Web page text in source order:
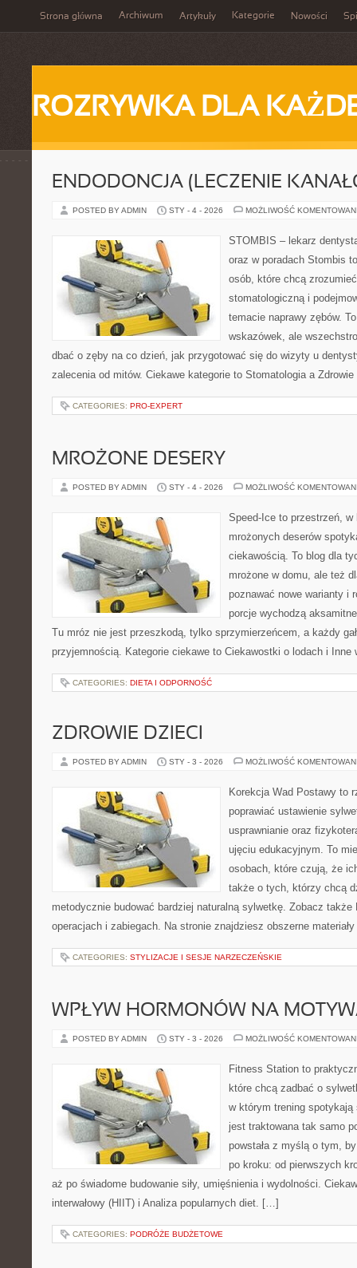
Strona główna Archiwum Artykuły Kategorie Nowości
ROZRYWKA DLA
ENDODONCJA (LECZENIE
POSTED BY ADMIN STY - 4 - 2026 MOŻLIWOŚĆ
STOMBIS – lekarz
oraz w poradach Stombis
osób, które chcą
stomatologiczną i
temacie naprawy zębów.
wskazówek, ale
dbać o zęby na co dzień, jak przygotować się do wizyty u
zalecenia od mitów. Ciekawe kategorie to Stomatologia a
CATEGORIES: PRO-EXPERT
MROŻONE DESERY
POSTED BY ADMIN STY - 4 - 2026 MOŻLIWOŚĆ
Speed-Ice to przestrzeń,
mrożonych deserów
ciekawością. To blog dla
mrożone w domu, ale też
poznawać nowe warianty i
porcje wychodzą
Tu mróz nie jest przeszkodą, tylko sprzymierzeńcem, a każdy
przyjemnością. Kategorie ciekawe to Ciekawostki o lodach i
CATEGORIES: DIETA I ODPORNOŚĆ
ZDROWIE DZIECI
POSTED BY ADMIN STY - 3 - 2026 MOŻLIWOŚĆ
Korekcja Wad Postawy to
poprawiać ustawienie
usprawnianie oraz
ujęciu edukacyjnym. To
osobach, które czują, że
także o tych, którzy chcą
metodycznie budować bardziej naturalną sylwetkę. Zobacz także
operacjach i zabiegach. Na stronie znajdziesz obszerne
CATEGORIES: STYLIZACJE I SESJE NARZECZEŃSKIE
WPŁYW HORMONÓW NA
POSTED BY ADMIN STY - 3 - 2026 MOŻLIWOŚĆ
Fitness Station to
które chcą zadbać o
w którym trening
jest traktowana tak samo
powstała z myślą o tym,
po kroku: od pierwszych
aż po świadome budowanie siły, umięśnienia i wydolności.
interwałowy (HIIT) i Analiza popularnych diet. […]
CATEGORIES: PODRÓŻE BUDŻETOWE